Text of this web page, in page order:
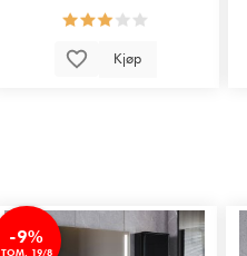
Kjøp
-9%
TOM. 19/8